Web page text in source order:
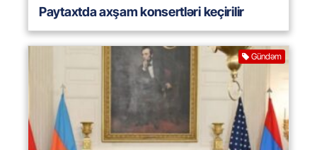
Paytaxtda axşam konsertləri keçirilir
Gündəm